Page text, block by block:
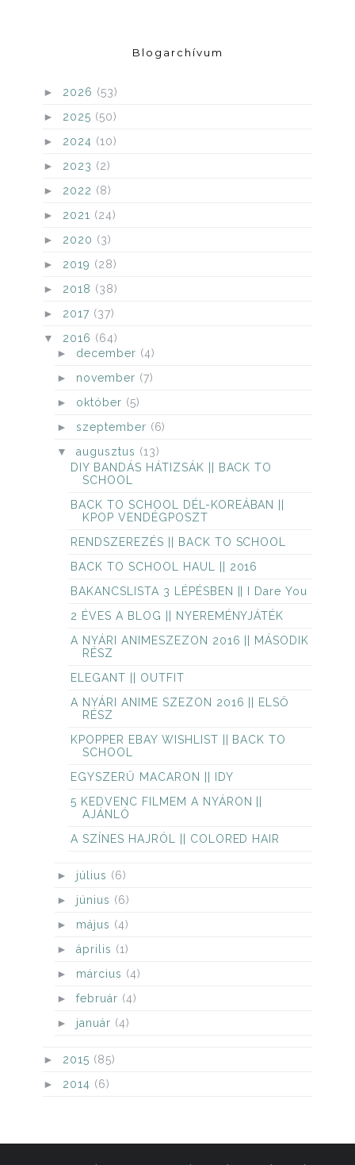
Blogarchívum
► 2026 (53)
► 2025 (50)
► 2024 (10)
► 2023 (2)
► 2022 (8)
► 2021 (24)
► 2020 (3)
► 2019 (28)
► 2018 (38)
► 2017 (37)
▼ 2016 (64)
► december (4)
► november (7)
► október (5)
► szeptember (6)
▼ augusztus (13)
DIY BANDÁS HÁTIZSÁK || BACK TO
SCHOOL
BACK TO SCHOOL DÉL-KOREÁBAN ||
KPOP VENDÉGPOSZT
RENDSZEREZÉS || BACK TO SCHOOL
BACK TO SCHOOL HAUL || 2016
BAKANCSLISTA 3 LÉPÉSBEN || I Dare You
2 ÉVES A BLOG || NYEREMÉNYJÁTÉK
A NYÁRI ANIMESZEZON 2016 || MÁSODIK
RÉSZ
ELEGANT || OUTFIT
A NYÁRI ANIME SZEZON 2016 || ELSŐ
RÉSZ
KPOPPER EBAY WISHLIST || BACK TO
SCHOOL
EGYSZERŰ MACARON || IDY
5 KEDVENC FILMEM A NYÁRON ||
AJÁNLÓ
A SZÍNES HAJRÓL || COLORED HAIR
► július (6)
► június (6)
► május (4)
► április (1)
► március (4)
► február (4)
► január (4)
► 2015 (85)
► 2014 (6)